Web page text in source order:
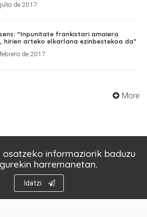
de 2017
“Inpunitate frankistari amaiera
hirien arteko elkarlana ezinbestekoa da”
de 2017
More
osatzeko informaziorik baduzu
harremanetan.
Idatzi